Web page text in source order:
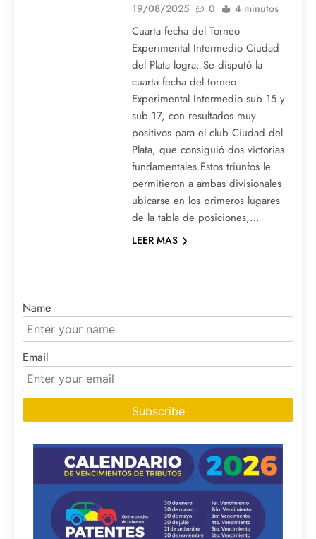
19/08/2025
0 4 minutos
Cuarta fecha del Torneo
Experimental Intermedio Ciudad
del Plata logra: Se disputó la
cuarta fecha del torneo
Experimental Intermedio sub 15 y
sub 17, con resultados muy
positivos para el club Ciudad del
Plata, que consiguió dos victorias
fundamentales.Estos triunfos le
permitieron a ambas divisionales
ubicarse en los primeros lugares
de la tabla de posiciones,…
LEER MAS
Name
Email